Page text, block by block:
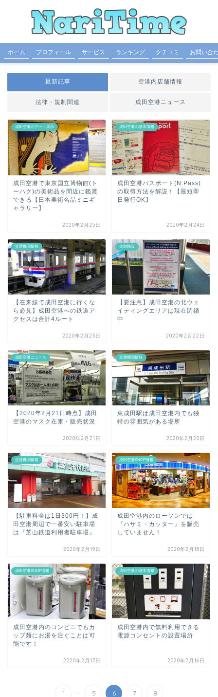
ホーム プロフィール サービス ランキング クチコミ お問い合
最新記事 空港内店舗情報
法律・規制関連 成田空港ニュース
成田空港のアート展示
成田空港で東京国立博物館(ト
ーハク)の美術品を間近に鑑賞
できる【日本美術名品ミニギ
ャラリー】
2020年2月25日
成田空港の基本情報
成田空港パスポート(N.Pass)
の取得方法を解説！【最短即
日発行OK】
2020年2月24日
交通機関情報
【在来線で成田空港に行くな
ら必見】成田空港への鉄道ア
クセスは合計4ルート
2020年2月23日
休憩施設
【要注意】成田空港の北ウェ
イティングエリアは現在閉鎖
中
2020年2月22日
成田空港ニュース
【2020年2月21日時点】成田
空港のマスク在庫・販売状況
2020年2月21日
交通機関情報
東成田駅は成田空港内でも独
特の雰囲気がある場所
2020年2月20日
交通機関情報
【駐車料金は1日300円！】成
田空港周辺で一番安い駐車場
は『芝山鉄道利用者駐車場』
2020年2月19日
成田空港SHOP情報
成田空港内のローソンでは
『ハサミ・カッター』を販売
していません！
2020年2月18日
成田空港SHOP情報
成田空港内のコンビニでもカ
ップ麺にお湯を注ぐことは可
能です！
2020年2月17日
成田空港の基本情報
成田空港内で無料利用できる
電源コンセントの設置場所
2020年2月16日
1 ... 5 6 7 8